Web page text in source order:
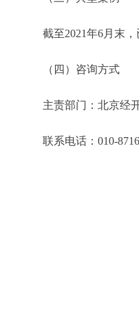
截至2021年6月末，
（四）咨询方式
主责部门：北京经开
联系电话：010-